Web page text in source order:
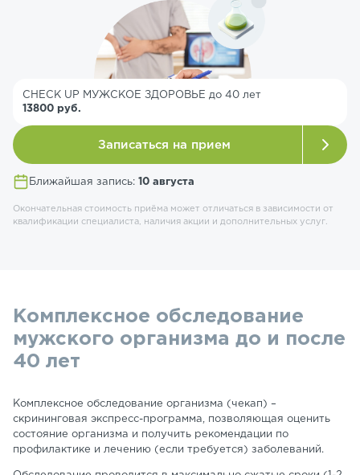
Ближайшая запись: 10 августа
CHECK UP МУЖСКОЕ ЗДОРОВЬЕ до 40 лет
13800 руб.
Записаться на прием
Окончательная стоимость приёма может отличаться в зависимости от
квалификации специалиста, наличия акции и дополнительных услуг.
Комплексное обследование
мужского организма до и после
40 лет
Комплексное обследование организма (чекап) –
скрининговая экспресс-программа, позволяющая оценить
состояние организма и получить рекомендации по
профилактике и лечению (если требуется) заболеваний.